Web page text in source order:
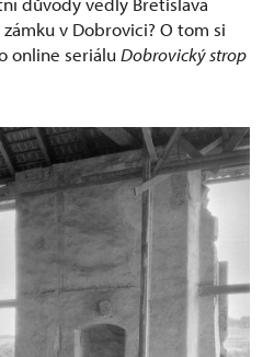
v Dobrovici? O tom si
online seriáluDobrovický strop